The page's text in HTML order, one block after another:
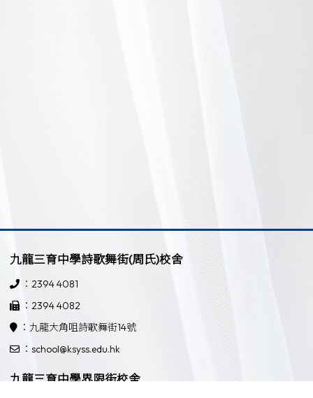
九龍三育中學詩歌舞街(周氏)校舍
：2394 4081
：2394 4082
：九龍大角咀詩歌舞街14號
：school@ksyss.edu.hk
九龍三育中學界限街校舍